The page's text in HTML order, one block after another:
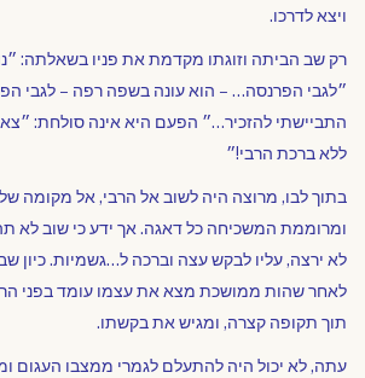
ויצא לדרכו.
רק שב הביתה וזוגתו מקדמת את פניו בשאלתה:
״לגבי הפרנסה… – הוא עונה בשפה רפה – לגבי
התביישתי להזכיר…״ הפעם היא אינה סולחת:
ללא ברכת הרבי!״
בתוך לבו, מרוצה היה לשוב אל הרבי, אל מקומה של
ומרוממת המשכיחה כל דאגה. אך ידע כי שוב לא
לא ירצה, עליו לבקש עצה וברכה ל…גשמיות. כיון
לאחר שהות ממושכת מצא את עצמו עומד בפני
תוך תקופה קצרה, ומגיש את בקשתו.
עתה, לא יכול היה להתעלם לגמרי ממצבו העגום